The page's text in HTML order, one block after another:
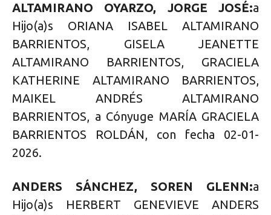
ALTAMIRANO OYARZO, JORGE JOSÉ:a
Hijo(a)s ORIANA ISABEL ALTAMIRANO
BARRIENTOS, GISELA JEANETTE
ALTAMIRANO BARRIENTOS, GRACIELA
KATHERINE ALTAMIRANO BARRIENTOS,
MAIKEL ANDRÉS ALTAMIRANO
BARRIENTOS, a Cónyuge MARÍA GRACIELA
BARRIENTOS ROLDÁN, con fecha 02-01-
2026.
ANDERS SÁNCHEZ, SOREN GLENN:a
Hijo(a)s HERBERT GENEVIEVE ANDERS